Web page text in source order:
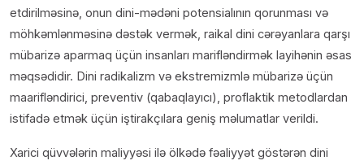
etdirilməsinə, onun dini-mədəni potensialının qorunması və
möhkəmlənməsinə dəstək vermək, raikal dini cərəyanlara qarşı
mübarizə aparmaq üçün insanları marifləndirmək layihənin əsas
məqsədidir. Dini radikalizm və ekstremizmlə mübarizə üçün
maarifləndirici, preventiv (qabaqlayıcı), proflaktik metodlardan
istifadə etmək üçün iştirakçılara geniş məlumatlar verildi.
Xarici qüvvələrin maliyyəsi ilə ölkədə fəaliyyət göstərən dini